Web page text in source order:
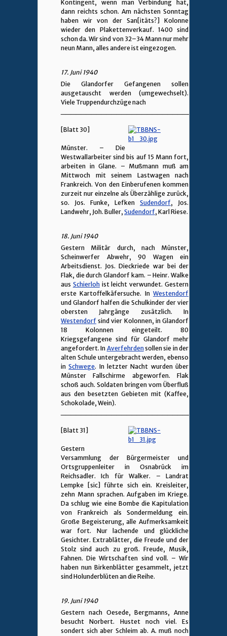
Kontingent, wenn man Verbindung hat,
dann reichts schon. Am nächsten Sonntag
haben wir von der San[itäts?] Kolonne
wieder den Plakettenverkauf. 1400 sind
schon da. Wir sind von 32–34 Mann nur mehr
neun Mann, alles andere ist eingezogen.
17. Juni 1940
Die Glandorfer Gefangenen sollen
ausgetauscht werden (umgewechselt).
Viele Truppendurchzüge nach
[Blatt 30]
Münster. – Die
Westwallarbeiter sind bis auf 15 Mann fort,
arbeiten in Glane. – Mußmann muß am
Mittwoch mit seinem Lastwagen nach
Frankreich. Von den Einberufenen kommen
zurzeit nur einzelne als Überzählige zurück,
so. Jos. Funke, Lefken Sudendorf, Jos.
Landwehr, Joh. Buller, Sudendorf, Karl Riese.
18. Juni 1940
Gestern Militär durch, nach Münster,
Scheinwerfer Abwehr, 90 Wagen ein
Arbeitsdienst. Jos. Dieckriede war bei der
Flak, die durch Glandorf kam. – Heinr. Walke
aus Schierlohist leicht verwundet. Gestern
erste Kartoffelkäfersuche. In Westendorf
und Glandorf halfen die Schulkinder der vier
obersten Jahrgänge zusätzlich. In
Westendorf sind vier Kolonnen, in Glandorf
18 Kolonnen eingeteilt. 80
Kriegsgefangene sind für Glandorf mehr
angefordert. In Averfehrdensollen sie in der
alten Schule untergebracht werden, ebenso
inSchwege. In letzter Nacht wurden über
Münster Fallschirme abgeworfen. Flak
schoß auch. Soldaten bringen vom Überfluß
aus den besetzten Gebieten mit (Kaffee,
Schokolade, Wein).
[Blatt 31]
Gestern
Versammlung der Bürgermeister und
Ortsgruppenleiter in Osnabrück im
Reichsadler. Ich für Walker. – Landrat
Lempke [sic] führte sich ein. Kreisleiter,
zehn Mann sprachen. Aufgaben im Kriege.
Da schlug wie eine Bombe die Kapitulation
von Frankreich als Sondermeldung ein.
Große Begeisterung, alle Aufmerksamkeit
war fort. Nur lachende und glückliche
Gesichter. Extrablätter, die Freude und der
Stolz sind auch zu groß. Freude, Musik,
Fahnen. Die Wirtschaften sind voll. – Wir
haben nun Birkenblätter gesammelt, jetzt
sind Holunderblüten an die Reihe.
19. Juni 1940
Gestern nach Oesede, Bergmanns, Anne
besucht Norbert. Hustet noch viel. Es
sondert sich aber Schleim ab. A. muß noch